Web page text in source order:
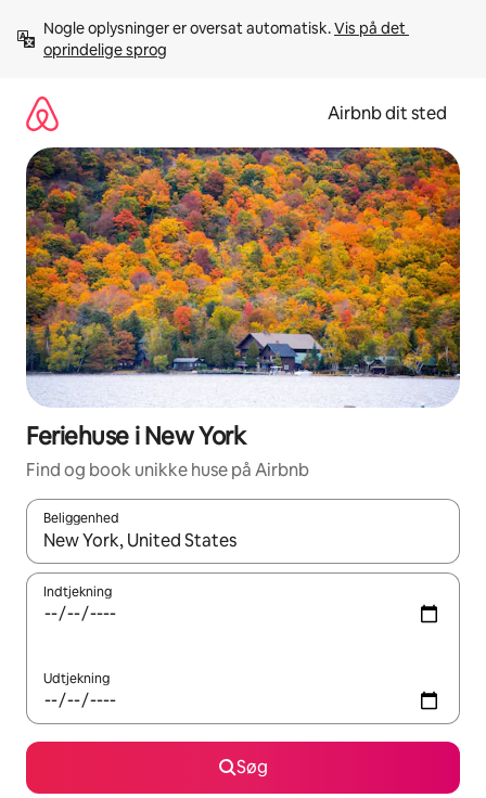
videre
Nogle oplysninger er oversat automatisk. Vis på det
oprindelige sprog
Airbnb dit sted
Feriehuse i New York
Find og book unikke huse på Airbnb
Beliggenhed
Når resultaterne er tilgængelige, skal du navigere med
Indtjekning
Udtjekning
Søg